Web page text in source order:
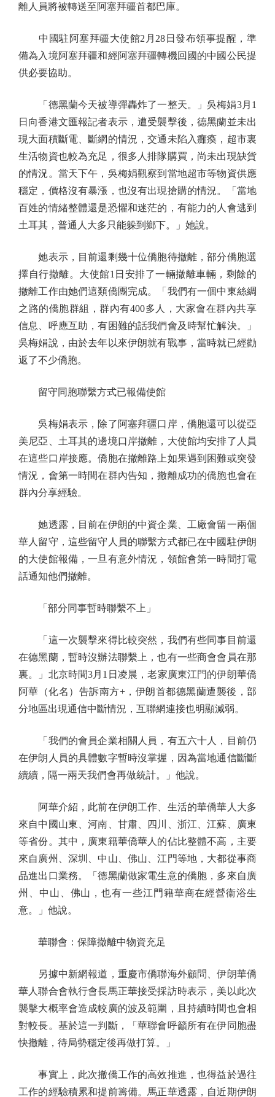
離人員將被轉送至阿塞拜疆首都巴庫。
中國駐阿塞拜疆大使館2月28日發布領事提醒，準
備為入境阿塞拜疆和經阿塞拜疆轉機回國的中國公民提
供必要協助。
「德黑蘭今天被導彈轟炸了一整天。」吳梅娟3月1
日向香港文匯報記者表示，遭受襲擊後，德黑蘭並未出
現大面積斷電、斷網的情況，交通未陷入癱瘓，超市裏
生活物資也較為充足，很多人排隊購買，尚未出現缺貨
的情況。當天下午，吳梅娟觀察到當地超市等物資供應
穩定，價格沒有暴漲，也沒有出現搶購的情況。「當地
百姓的情緒整體還是恐懼和迷茫的，有能力的人會逃到
土耳其，普通人大多只能躲到鄉下。」她說。
她表示，目前還剩幾十位僑胞待撤離，部分僑胞選
擇自行撤離。大使館1日安排了一輛撤離車輛，剩餘的
撤離工作由她們這類僑團完成。「我們有一個中東絲綢
之路的僑胞群組，群內有400多人，大家會在群內共享
信息、呼應互助，有困難的話我們會及時幫忙解決。」
吳梅娟說，由於去年以來伊朗就有戰事，當時就已經勸
返了不少僑胞。
留守同胞聯繫方式已報備使館
吳梅娟表示，除了阿塞拜疆口岸，僑胞還可以從亞
美尼亞、土耳其的邊境口岸撤離，大使館均安排了人員
在這些口岸接應。僑胞在撤離路上如果遇到困難或突發
情況，會第一時間在群內告知，撤離成功的僑胞也會在
群內分享經驗。
她透露，目前在伊朗的中資企業、工廠會留一兩個
華人留守，這些留守人員的聯繫方式都已在中國駐伊朗
的大使館報備，一旦有意外情況，領館會第一時間打電
話通知他們撤離。
「部分同事暫時聯繫不上」
「這一次襲擊來得比較突然，我們有些同事目前還
在德黑蘭，暫時沒辦法聯繫上，也有一些商會會員在那
裏。」北京時間3月1日凌晨，老家廣東江門的伊朗華僑
阿華（化名）告訴南方+，伊朗首都德黑蘭遭襲後，部
分地區出現通信中斷情況，互聯網連接也明顯減弱。
「我們的會員企業相關人員，有五六十人，目前仍
在伊朗人員的具體數字暫時沒掌握，因為當地通信斷斷
續續，隔一兩天我們會再做統計。」他說。
阿華介紹，此前在伊朗工作、生活的華僑華人大多
來自中國山東、河南、甘肅、四川、浙江、江蘇、廣東
等省份。其中，廣東籍華僑華人的佔比整體不高，主要
來自廣州、深圳、中山、佛山、江門等地，大都從事商
品進出口業務。「德黑蘭做家電生意的僑胞，多來自廣
州、中山、佛山，也有一些江門籍華商在經營衞浴生
意。」他說。
華聯會：保障撤離中物資充足
另據中新網報道，重慶市僑聯海外顧問、伊朗華僑
華人聯合會執行會長馬正華接受採訪時表示，美以此次
襲擊大概率會造成較廣的波及範圍，且持續時間也會相
對較長。基於這一判斷，「華聯會呼籲所有在伊同胞盡
快撤離，待局勢穩定後再做打算。」
事實上，此次撤僑工作的高效推進，也得益於過往
工作的經驗積累和提前籌備。馬正華透露，自近期伊朗